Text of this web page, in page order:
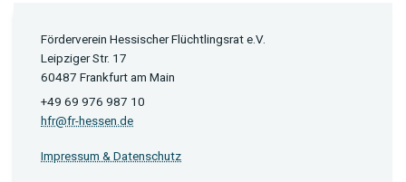
Förderverein Hessischer Flüchtlingsrat e.V.
Leipziger Str. 17
60487 Frankfurt am Main
+49 69 976 987 10
hfr@fr-hessen.de
Impressum & Datenschutz